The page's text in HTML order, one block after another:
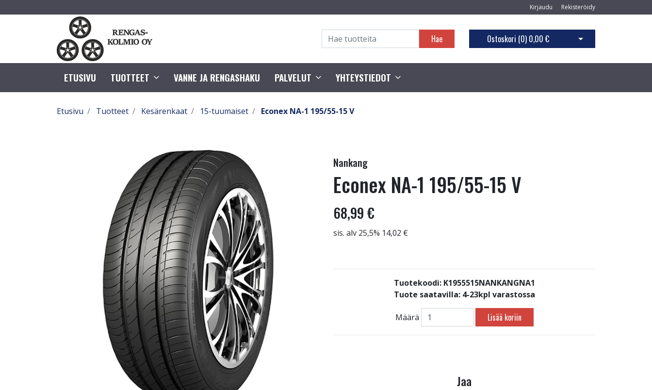
Kirjaudu Rekisteröidy
Hae Ostoskori (0) 0,00 € Avaa ostoskori
ETUSIVU TUOTTEET VANNE JA RENGASHAKU PALVELUT YHTEYSTIEDOT
Etusivu Tuotteet Kesärenkaat 15-tuumaiset Econex NA-1 195/55-15 V
Nankang
Econex NA-1 195/55-15 V
68,99 €
sis. alv 25,5% 14,02 €
Tuotekoodi: K1955515NANKANGNA1
Tuote saatavilla: 4-23kpl varastossa
Määrä Lisää koriin
Jaa